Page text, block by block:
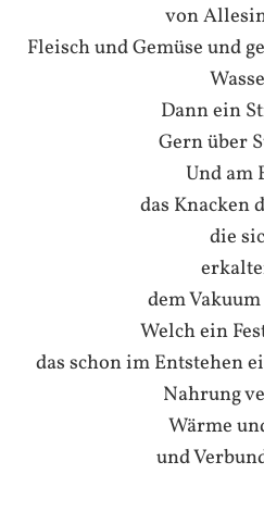
von
Fleisch und Gemüse und
Dann ein
Gern über
Und am
das Knacken
die
dem
Welch ein
das schon im Entstehen
Nahrung
Wärme
und